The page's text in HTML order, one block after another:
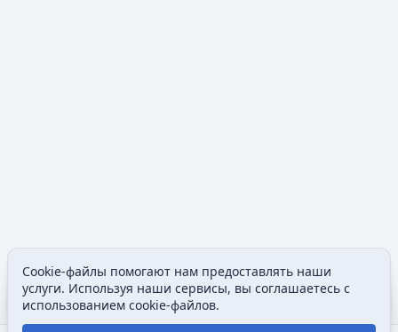
Просмотры
Содержание
Cookie-файлы помогают нам предоставлять наши
услуги. Используя наши сервисы, вы соглашаетесь с
использованием cookie-файлов.